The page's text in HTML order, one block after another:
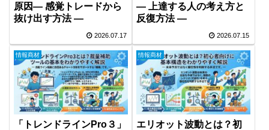
原因― 感覚トレードから
抜け出す方法 ―
2026.07.17
― 上達する人の考え方と
反復方法 ―
2026.07.15
情報商材
「トレンドラインPro３」
情報商材
エリオット波動とは？初